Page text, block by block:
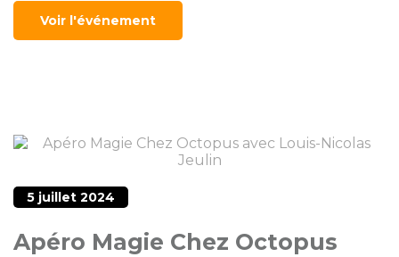
Voir l'événement
5 juillet 2024
Apéro Magie Chez Octopus